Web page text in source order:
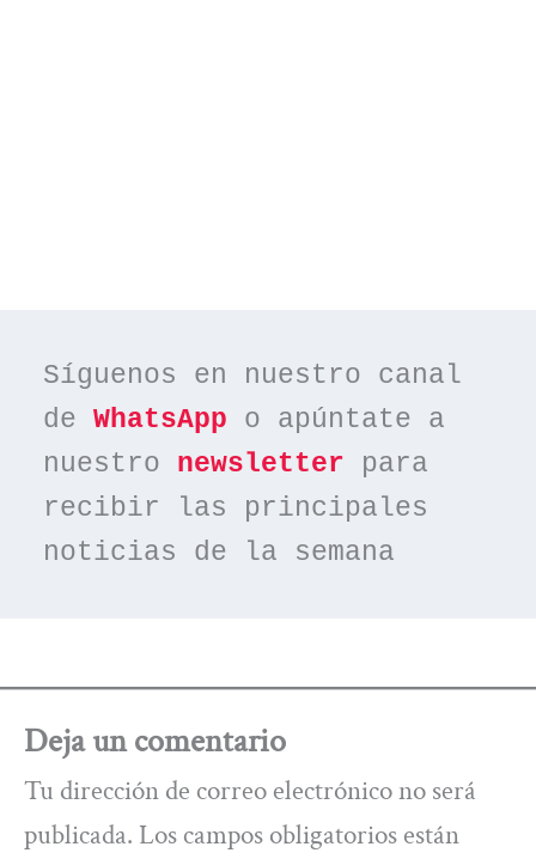
Síguenos en nuestro canal
de WhatsApp o apúntate a
nuestro newsletter para
recibir las principales
noticias de la semana
Deja un comentario
Tu dirección de correo electrónico no será
publicada. Los campos obligatorios están